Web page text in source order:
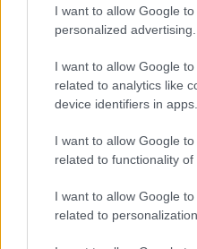
I want to allow Google
personalized advertising.
I want to allow Google
related to analytics like
device identifiers in apps.
I want to allow Google
related to functionality of
I want to allow Google
related to personalization.
Boom del settore tech